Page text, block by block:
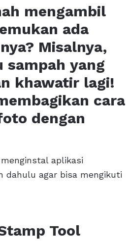
mengambil
ada
Misalnya,
sampah yang
khawatir lagi!
cara
dengan
aplikasi
dahulu agar bisa mengikuti
Tool